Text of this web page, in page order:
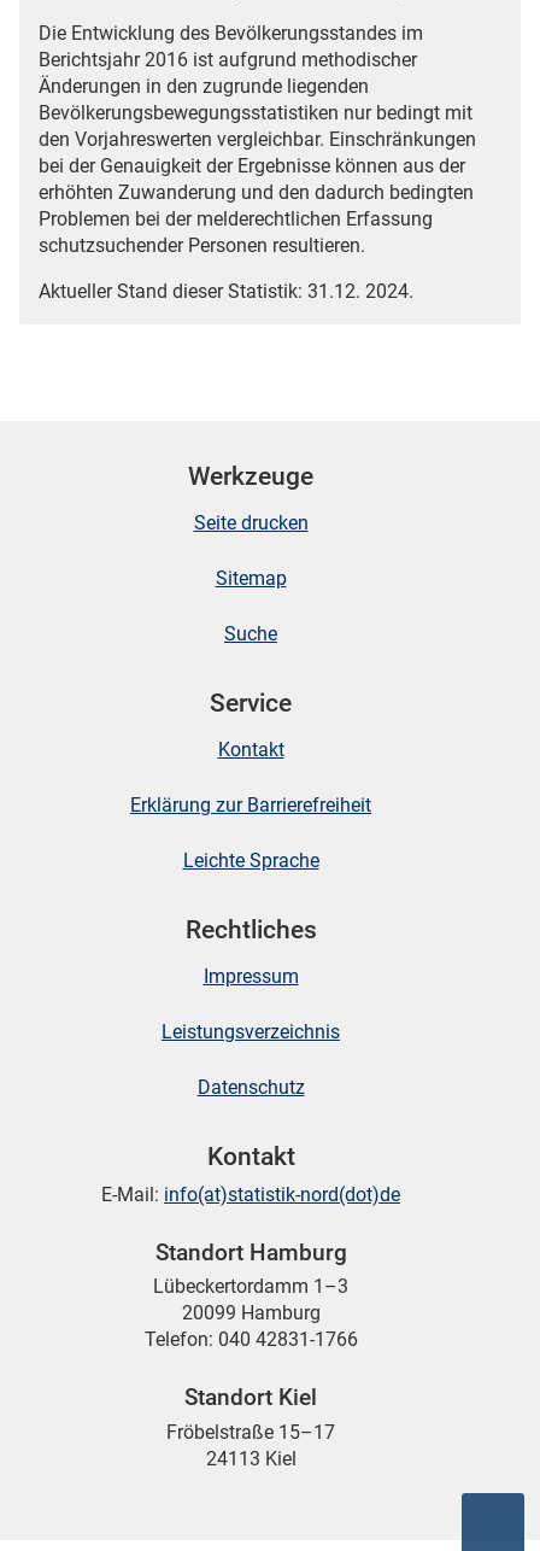
Die Entwicklung des Bevölkerungsstandes im
Berichtsjahr 2016 ist aufgrund methodischer
Änderungen in den zugrunde liegenden
Bevölkerungsbewegungsstatistiken nur bedingt mit
den Vorjahreswerten vergleichbar. Einschränkungen
bei der Genauigkeit der Ergebnisse können aus der
erhöhten Zuwanderung und den dadurch bedingten
Problemen bei der melderechtlichen Erfassung
schutzsuchender Personen resultieren.
Aktueller Stand dieser Statistik: 31.12. 2024.
Werkzeuge
Seite drucken
Sitemap
Suche
Service
Kontakt
Erklärung zur Barrierefreiheit
Leichte Sprache
Rechtliches
Impressum
Leistungsverzeichnis
Datenschutz
Kontakt
E-Mail: info(at)statistik-nord(dot)de
Standort Hamburg
Lübeckertordamm 1–3
20099 Hamburg
Telefon: 040 42831-1766
Standort Kiel
Fröbelstraße 15–17
24113 Kiel